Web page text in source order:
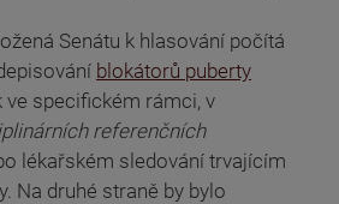
Senátu k hlasování počítá
blokátorů puberty
ve specifickém rámci, v
referenčních
lékařském sledování trvajícím
Na druhé straně by bylo